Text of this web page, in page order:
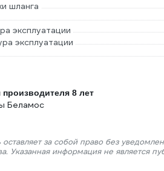
шланга
эксплуатации
эксплуатации
производителя 8 лет
Беламос
оставляет за собой право без
Указанная информация не является